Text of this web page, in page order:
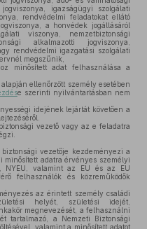
igazságügyi szolgálati
rendvédelmi feladatokat ellátó
a honvédek jogállásáról
viszonya, nemzetbiztonsági
alkalmazotti jogviszonya,
rendvédelmi igazgatási szolgálati
megszűnik,
minősített adat felhasználása a
alapján ellenőrzött személy esetében
e szerinti nyilvántartásban nem
idejének lejártát követően a
vezető vagy az e feladatra
vezetője kezdeményezi a
adatra érvényes személyi
NYEU, valamint az EU és az EU
felhasználók és közreműködők
az érintett személy családi
helyét, születési idejét,
megnevezését, a felhasználni
tartalmazó, a Nemzeti Biztonsági
valamint a minősített adatot